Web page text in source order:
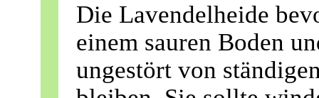
Die Lavendelheide
einem sauren Boden
ungestört von